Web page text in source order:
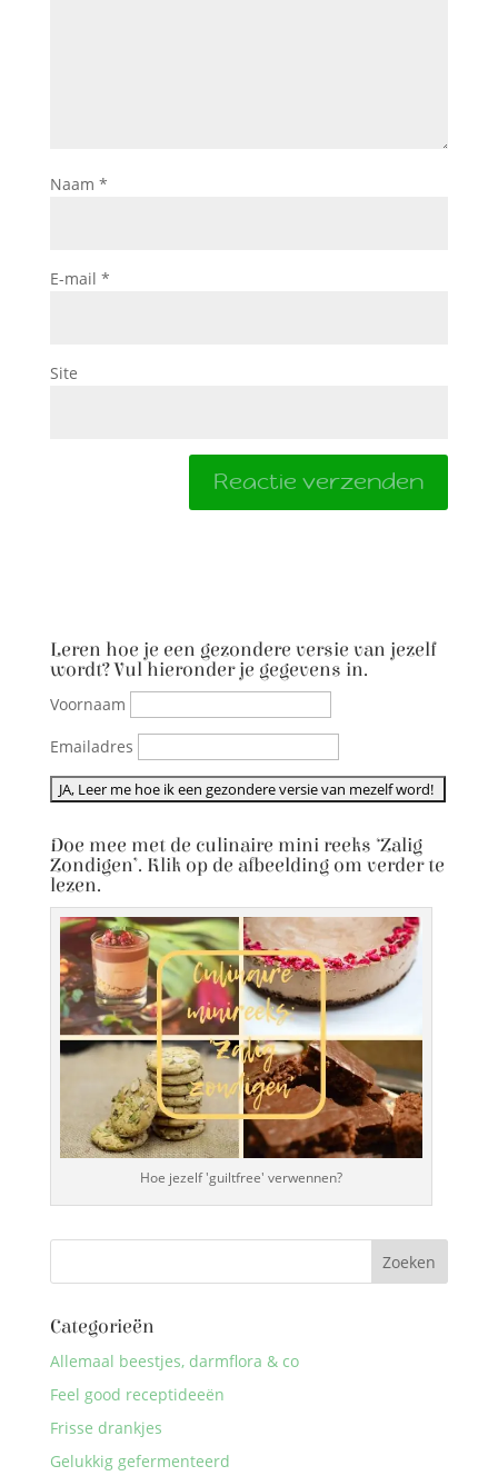
Naam *
E-mail *
Site
Leren hoe je een gezondere versie van jezelf
wordt? Vul hieronder je gegevens in.
Voornaam
Emailadres
Doe mee met de culinaire mini reeks ‘Zalig
Zondigen’. Klik op de afbeelding om verder te
lezen.
Hoe jezelf 'guiltfree' verwennen?
Categorieën
Allemaal beestjes, darmflora & co
Feel good receptideeën
Frisse drankjes
Gelukkig gefermenteerd